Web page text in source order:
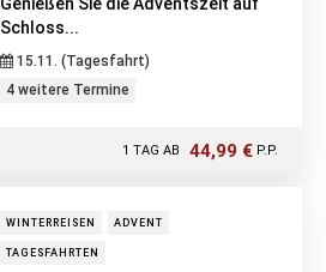
Schloss...
15.11. (Tagesfahrt)
4 weitere Termine
1 TAG AB 44,99 € P.P.
WINTERREISEN ADVENT
TAGESFAHRTEN